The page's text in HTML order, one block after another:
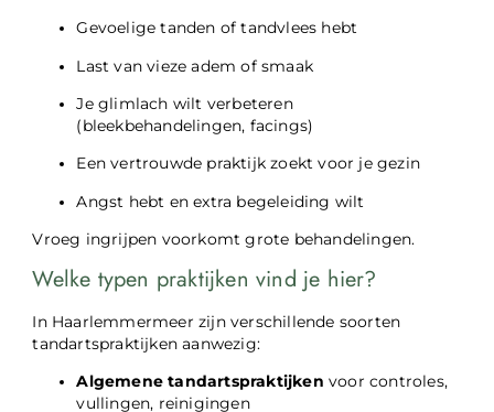
Gevoelige tanden of tandvlees hebt
Last van vieze adem of smaak
Je glimlach wilt verbeteren
(bleekbehandelingen, facings)
Een vertrouwde praktijk zoekt voor je gezin
Angst hebt en extra begeleiding wilt
Vroeg ingrijpen voorkomt grote behandelingen.
Welke typen praktijken vind je hier?
In Haarlemmermeer zijn verschillende soorten
tandartspraktijken aanwezig:
Algemene tandartspraktijken voor controles,
vullingen, reinigingen